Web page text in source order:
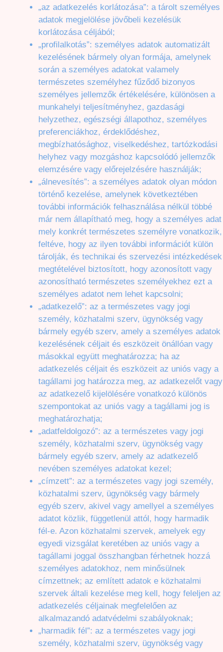
„az adatkezelés korlátozása”: a tárolt személyes
adatok megjelölése jövőbeli kezelésük
korlátozása céljából;
„profilalkotás”: személyes adatok automatizált
kezelésének bármely olyan formája, amelynek
során a személyes adatokat valamely
természetes személyhez fűződő bizonyos
személyes jellemzők értékelésére, különösen a
munkahelyi teljesítményhez, gazdasági
helyzethez, egészségi állapothoz, személyes
preferenciákhoz, érdeklődéshez,
megbízhatósághoz, viselkedéshez, tartózkodási
helyhez vagy mozgáshoz kapcsolódó jellemzők
elemzésére vagy előrejelzésére használják;
„álnevesítés”: a személyes adatok olyan módon
történő kezelése, amelynek következtében
további információk felhasználása nélkül többé
már nem állapítható meg, hogy a személyes adat
mely konkrét természetes személyre vonatkozik,
feltéve, hogy az ilyen további információt külön
tárolják, és technikai és szervezési intézkedések
megtételével biztosított, hogy azonosított vagy
azonosítható természetes személyekhez ezt a
személyes adatot nem lehet kapcsolni;
„adatkezelő”: az a természetes vagy jogi
személy, közhatalmi szerv, ügynökség vagy
bármely egyéb szerv, amely a személyes adatok
kezelésének céljait és eszközeit önállóan vagy
másokkal együtt meghatározza; ha az
adatkezelés céljait és eszközeit az uniós vagy a
tagállami jog határozza meg, az adatkezelőt vagy
az adatkezelő kijelölésére vonatkozó különös
szempontokat az uniós vagy a tagállami jog is
meghatározhatja;
„adatfeldolgozó”: az a természetes vagy jogi
személy, közhatalmi szerv, ügynökség vagy
bármely egyéb szerv, amely az adatkezelő
nevében személyes adatokat kezel;
„címzett”: az a természetes vagy jogi személy,
közhatalmi szerv, ügynökség vagy bármely
egyéb szerv, akivel vagy amellyel a személyes
adatot közlik, függetlenül attól, hogy harmadik
fél-e. Azon közhatalmi szervek, amelyek egy
egyedi vizsgálat keretében az uniós vagy a
tagállami joggal összhangban férhetnek hozzá
személyes adatokhoz, nem minősülnek
címzettnek; az említett adatok e közhatalmi
szervek általi kezelése meg kell, hogy feleljen az
adatkezelés céljainak megfelelően az
alkalmazandó adatvédelmi szabályoknak;
„harmadik fél”: az a természetes vagy jogi
személy, közhatalmi szerv, ügynökség vagy